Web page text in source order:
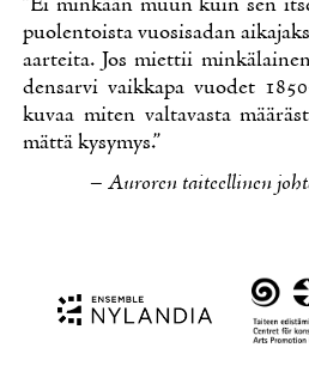
puo­len­tois­ta vuo­si­sa­dan
aar­tei­ta. Jos miet­tii
den­sar­vi vaik­ka­pa vuo­det
ku­vaa mi­ten val­ta­vas­ta
mät­tä ky­sy­mys.”
– Au­ro­ren tai­teel­li­nen